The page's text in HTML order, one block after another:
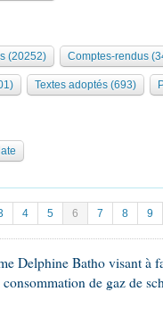
Bureau Collège des
... )
(20252) Comptes-rendus
Textes adoptés (693)
4 5 6 7 8 9
Delphine Batho visant à
de gaz de